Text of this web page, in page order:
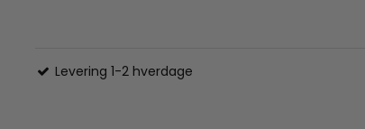
Levering 1-2 hverdage